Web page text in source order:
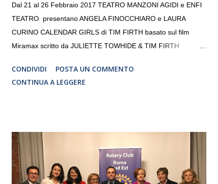
Dal 21 al 26 Febbraio 2017 TEATRO MANZONI AGIDI e ENFI
TEATRO presentano ANGELA FINOCCHIARO e LAURA
CURINO CALENDAR GIRLS di TIM FIRTH basato sul film
Miramax scritto da JULIETTE TOWHIDE & TIM FIRTH
CRISTINA PEZZOLI
CONDIVIDI
POSTA UN COMMENTO
CONTINUA A LEGGERE